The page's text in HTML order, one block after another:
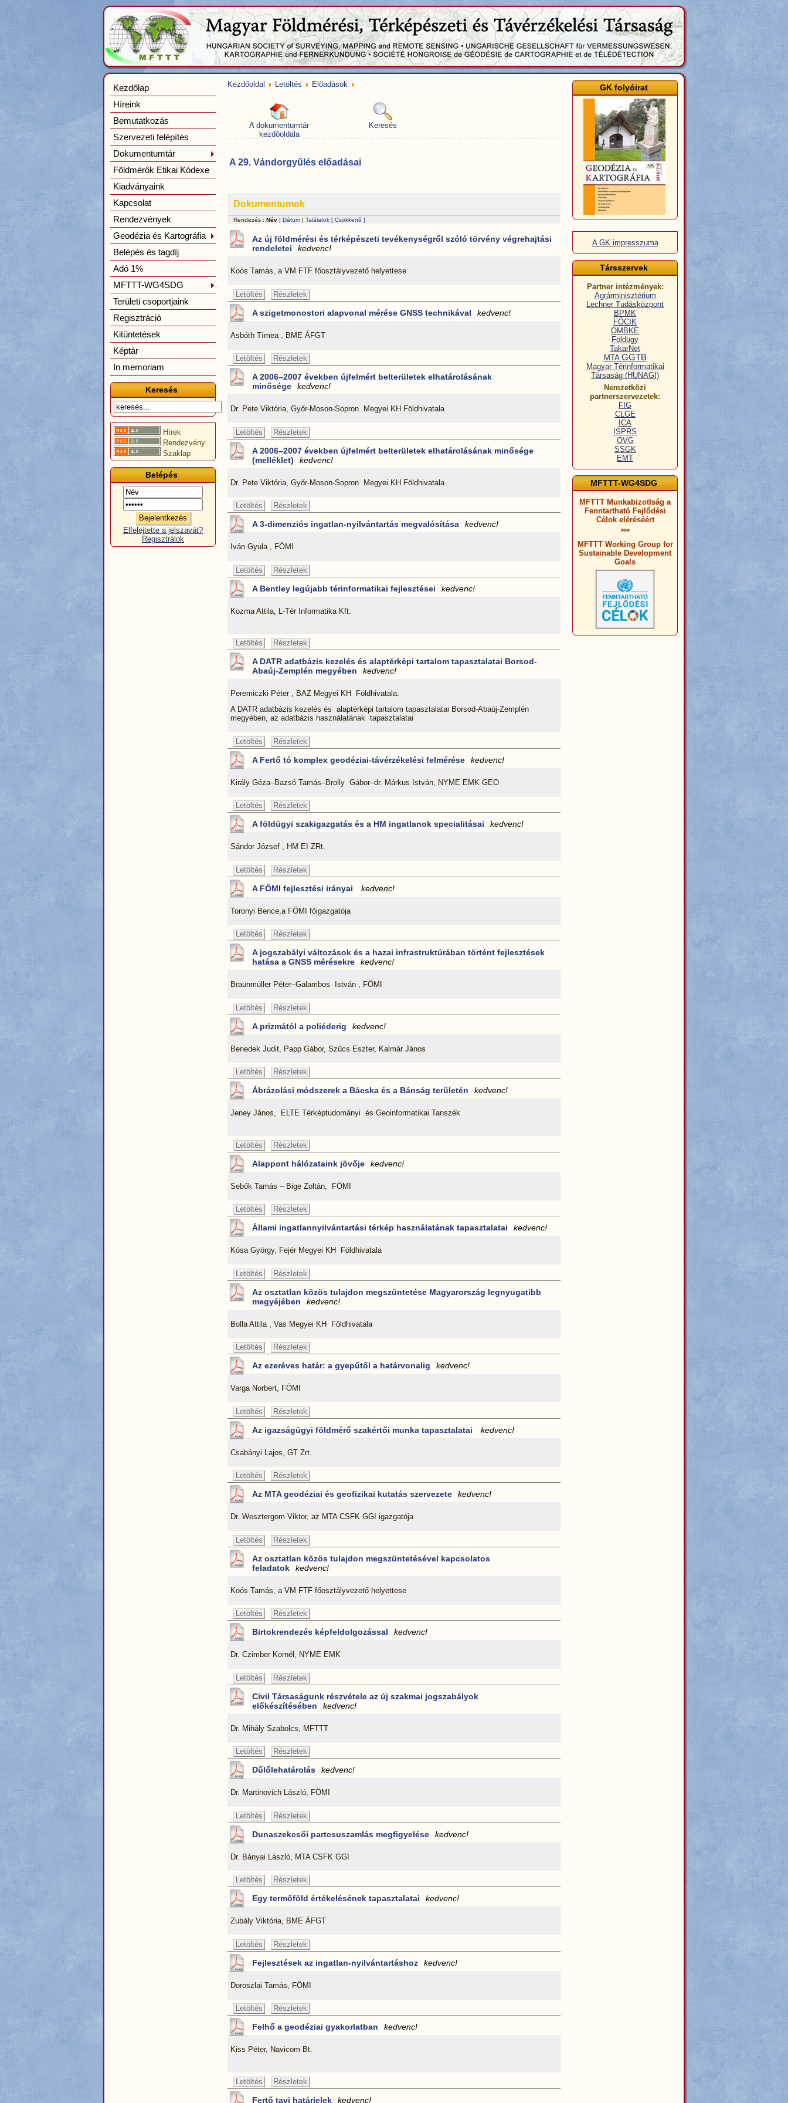
Kezdőlap
Híreink
Bemutatkozás
Szervezeti felépítés
Dokumentumtár
Földmérők Etikai Kódexe
Kiadványaink
Kapcsolat
Rendezvények
Geodézia és Kartográfia
Belépés és tagdíj
Adó 1%
MFTTT-WG4SDG
Területi csoportjaink
Regisztráció
Kitüntetések
Képtár
In memoriam
Keresés
Hírek
Rendezvény
Szaklap
Belépés
Elfelejtette a jelszavát?
Regisztrálok
Kezdőoldal Letöltés Előadások
A dokumentumtár
kezdőoldala
Keresés
A 29. Vándorgyűlés előadásai
Dokumentumok
Rendezés : Név | Dátum | Találatok [ Csökkenő ]
Az új földmérési és térképészeti tevékenységről szóló törvény végrehajtási
rendeletei
kedvenc!
Koós Tamás, a VM FTF főosztályvezető helyettese
Letöltés Részletek
A szigetmonostori alapvonal mérése GNSS technikával kedvenc!
Asbóth Tímea , BME ÁFGT
Letöltés Részletek
A 2006–2007 években újfelmért belterületek elhatárolásának
minősége
kedvenc!
Dr. Pete Viktória, Győr-Moson-Sopron Megyei KH Földhivatala
Letöltés Részletek
A 2006–2007 években újfelmért belterületek elhatárolásának minősége
(melléklet)
kedvenc!
Dr. Pete Viktória, Győr-Moson-Sopron Megyei KH Földhivatala
Letöltés Részletek
A 3-dimenziós ingatlan-nyilvántartás megvalósítása kedvenc!
Iván Gyula , FÖMI
Letöltés Részletek
A Bentley legújabb térinformatikai fejlesztései kedvenc!
Kozma Attila, L-Tér Informatika Kft.
Letöltés Részletek
A DATR adatbázis kezelés és alaptérképi tartalom tapasztalatai Borsod-
Abaúj-Zemplén megyében
kedvenc!
Peremiczki Péter , BAZ Megyei KH Földhivatala:
A DATR adatbázis kezelés és alaptérképi tartalom tapasztalatai Borsod-Abaúj-Zemplén
megyében, az adatbázis használatának tapasztalatai
Letöltés Részletek
A Fertő tó komplex geodéziai-távérzékelési felmérése kedvenc!
Király Géza–Bazsó Tamás–Brolly Gábor–dr. Márkus István, NYME EMK GEO
Letöltés Részletek
A földügyi szakigazgatás és a HM ingatlanok specialitásai kedvenc!
Sándor József , HM EI ZRt.
Letöltés Részletek
A FÖMI fejlesztési irányai kedvenc!
Toronyi Bence,a FÖMI főigazgatója
Letöltés Részletek
A jogszabályi változások és a hazai infrastruktúrában történt fejlesztések
hatása a GNSS mérésekre
kedvenc!
Braunmüller Péter–Galambos István , FÖMI
Letöltés Részletek
A prizmától a poliéderig kedvenc!
Benedek Judit, Papp Gábor, Szűcs Eszter, Kalmár János
Letöltés Részletek
Ábrázolási módszerek a Bácska és a Bánság területén kedvenc!
Jeney János, ELTE Térképtudományi és Geoinformatikai Tanszék
Letöltés Részletek
Alappont hálózataink jövője kedvenc!
Sebők Tamás – Bige Zoltán, FÖMI
Letöltés Részletek
Állami ingatlannyilvántartási térkép használatának tapasztalatai kedvenc!
Kósa György, Fejér Megyei KH Földhivatala
Letöltés Részletek
Az osztatlan közös tulajdon megszüntetése Magyarország legnyugatibb
megyéjében
kedvenc!
Bolla Attila , Vas Megyei KH Földhivatala
Letöltés Részletek
Az ezeréves határ: a gyepűtől a határvonalig kedvenc!
Varga Norbert, FÖMI
Letöltés Részletek
Az igazságügyi földmérő szakértői munka tapasztalatai kedvenc!
Csabányi Lajos, GT Zrt.
Letöltés Részletek
Az MTA geodéziai és geofizikai kutatás szervezete kedvenc!
Dr. Wesztergom Viktor, az MTA CSFK GGI igazgatója
Letöltés Részletek
Az osztatlan közös tulajdon megszüntetésével kapcsolatos
feladatok
kedvenc!
Koós Tamás, a VM FTF főosztályvezető helyettese
Letöltés Részletek
Birtokrendezés képfeldolgozással kedvenc!
Dr. Czimber Kornél, NYME EMK
Letöltés Részletek
Civil Társaságunk részvétele az új szakmai jogszabályok
előkészítésében
kedvenc!
Dr. Mihály Szabolcs, MFTTT
Letöltés Részletek
Dűlőlehatárolás kedvenc!
Dr. Martinovich László, FÖMI
Letöltés Részletek
Dunaszekcsői partcsuszamlás megfigyelése kedvenc!
Dr. Bányai László, MTA CSFK GGI
Letöltés Részletek
Egy termőföld értékelésének tapasztalatai kedvenc!
Zubály Viktória, BME ÁFGT
Letöltés Részletek
Fejlesztések az ingatlan-nyilvántartáshoz kedvenc!
Doroszlai Tamás, FÖMI
Letöltés Részletek
Felhő a geodéziai gyakorlatban kedvenc!
Kiss Péter, Navicom Bt.
Letöltés Részletek
Fertő tavi határjelek kedvenc!
GK folyóirat
A GK impresszuma
Társszervek
Partner intézmények:
Agrárminisztérium
Lechner Tudásközpont
BPMK
FÖCIK
OMBKE
Földügy
TakarNet
MTA GGTB
Magyar Térinformatikai
Társaság (HUNAGI)
Nemzetközi
partnerszervezetek:
FIG
CLGE
ICA
ISPRS
OVG
SSGK
EMT
MFTTT-WG4SDG
MFTTT Munkabizottság a
Fenntartható Fejlődési
Célok eléréséért
***
MFTTT Working Group for
Sustainable Development
Goals